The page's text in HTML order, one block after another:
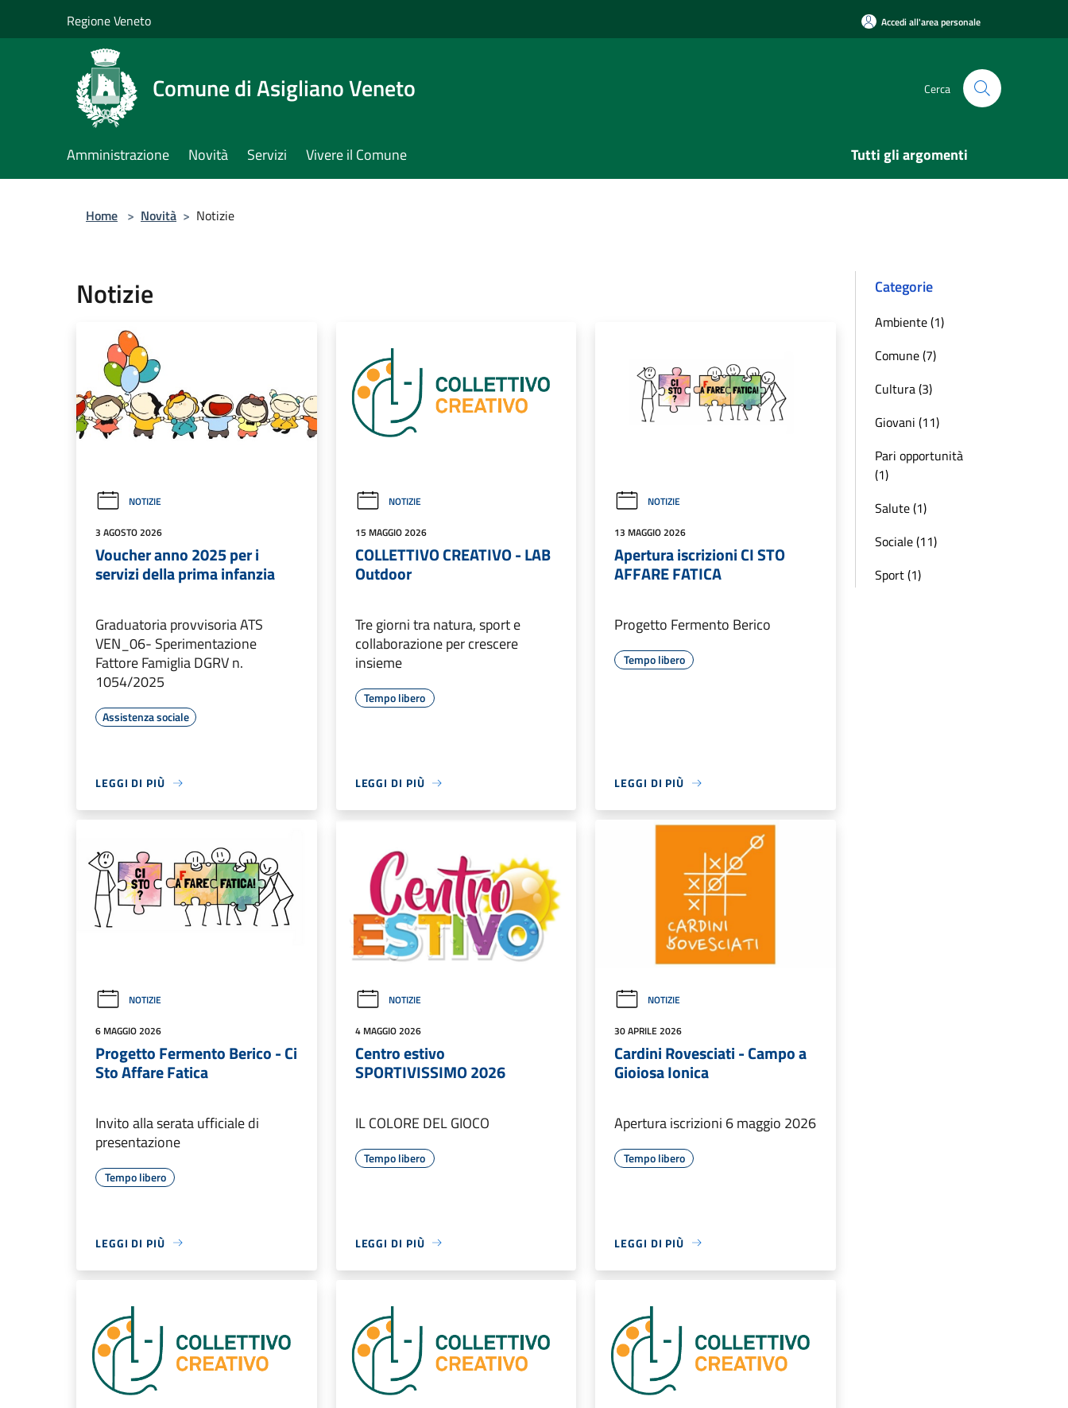
Regione Veneto Accedi all'area personale
Comune di Asigliano Veneto Cerca
Amministrazione Novità Servizi Vivere il Comune Tutti gli argomenti
Home > Novità > Notizie
Notizie
NOTIZIE
3 AGOSTO 2026
Voucher anno 2025 per i
servizi della prima infanzia
Graduatoria provvisoria ATS
VEN_06- Sperimentazione
Fattore Famiglia DGRV n.
1054/2025
Assistenza sociale
LEGGI DI PIÙ
NOTIZIE
15 MAGGIO 2026
COLLETTIVO CREATIVO - LAB
Outdoor
Tre giorni tra natura, sport e
collaborazione per crescere
insieme
Tempo libero
LEGGI DI PIÙ
NOTIZIE
13 MAGGIO 2026
Apertura iscrizioni CI STO
AFFARE FATICA
Progetto Fermento Berico
Tempo libero
LEGGI DI PIÙ
NOTIZIE
6 MAGGIO 2026
Progetto Fermento Berico - Ci
Sto Affare Fatica
Invito alla serata ufficiale di
presentazione
Tempo libero
LEGGI DI PIÙ
NOTIZIE
4 MAGGIO 2026
Centro estivo
SPORTIVISSIMO 2026
IL COLORE DEL GIOCO
Tempo libero
LEGGI DI PIÙ
NOTIZIE
30 APRILE 2026
Cardini Rovesciati - Campo a
Gioiosa Ionica
Apertura iscrizioni 6 maggio 2026
Tempo libero
LEGGI DI PIÙ
Categorie
Ambiente (1)
Comune (7)
Cultura (3)
Giovani (11)
Pari opportunità
(1)
Salute (1)
Sociale (11)
Sport (1)